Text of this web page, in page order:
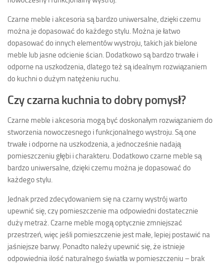
Czarne meble i akcesoria są bardzo uniwersalne, dzięki czemu
można je dopasować do każdego stylu. Można je łatwo
dopasować do innych elementów wystroju, takich jak bielone
meble lub jasne odcienie ścian. Dodatkowo są bardzo trwałe i
odporne na uszkodzenia, dlatego też są idealnym rozwiązaniem
do kuchni o dużym natężeniu ruchu.
Czy czarna kuchnia to dobry pomysł?
Czarne meble i akcesoria mogą być doskonałym rozwiązaniem do
stworzenia nowoczesnego i funkcjonalnego wystroju. Są one
trwałe i odporne na uszkodzenia, a jednocześnie nadają
pomieszczeniu głębi i charakteru. Dodatkowo czarne meble są
bardzo uniwersalne, dzięki czemu można je dopasować do
każdego stylu.
Jednak przed zdecydowaniem się na czarny wystrój warto
upewnić się, czy pomieszczenie ma odpowiedni dostatecznie
duży metraż. Czarne meble mogą optycznie zmniejszać
przestrzeń, więc jeśli pomieszczenie jest małe, lepiej postawić na
jaśniejsze barwy. Ponadto należy upewnić się, że istnieje
odpowiednia ilość naturalnego światła w pomieszczeniu – brak